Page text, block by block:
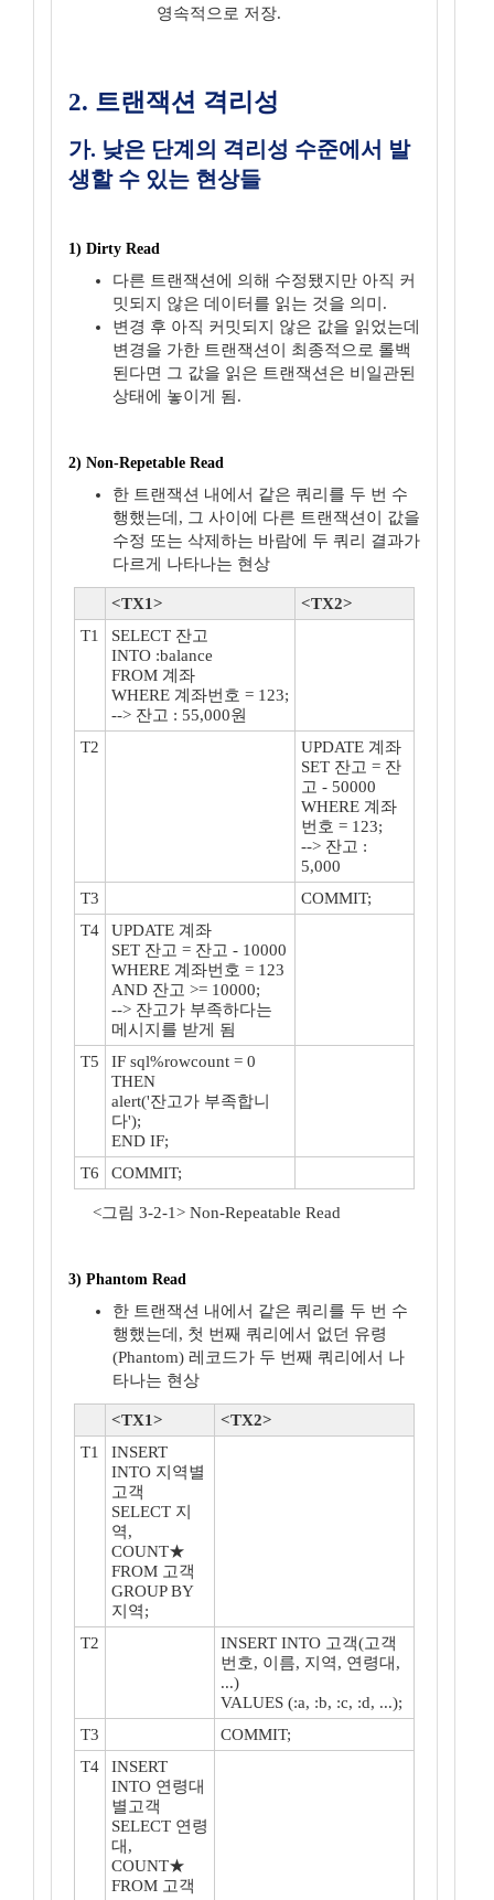
영속적으로 저장.
2. 트랜잭션 격리성
가. 낮은 단계의 격리성 수준에서 발
생할 수 있는 현상들
1) Dirty Read
다른 트랜잭션에 의해 수정됐지만 아직 커
밋되지 않은 데이터를 읽는 것을 의미.
변경 후 아직 커밋되지 않은 값을 읽었는데
변경을 가한 트랜잭션이 최종적으로 롤백
된다면 그 값을 읽은 트랜잭션은 비일관된
상태에 놓이게 됨.
2) Non-Repetable Read
한 트랜잭션 내에서 같은 쿼리를 두 번 수
행했는데, 그 사이에 다른 트랜잭션이 값을
수정 또는 삭제하는 바람에 두 쿼리 결과가
다르게 나타나는 현상
<TX1>
<TX2>
T1
SELECT 잔고
INTO :balance
FROM 계좌
WHERE 계좌번호 = 123;
--> 잔고 : 55,000원
T2
UPDATE 계좌
SET 잔고 = 잔
고 - 50000
WHERE 계좌
번호 = 123;
--> 잔고 :
5,000
T3
COMMIT;
T4
UPDATE 계좌
SET 잔고 = 잔고 - 10000
WHERE 계좌번호 = 123
AND 잔고 >= 10000;
--> 잔고가 부족하다는
메시지를 받게 됨
T5
IF sql%rowcount = 0
THEN
alert('잔고가 부족합니
다');
END IF;
T6
COMMIT;
<그림 3-2-1> Non-Repeatable Read
3) Phantom Read
한 트랜잭션 내에서 같은 쿼리를 두 번 수
행했는데, 첫 번째 쿼리에서 없던 유령
(Phantom) 레코드가 두 번째 쿼리에서 나
타나는 현상
<TX1>
<TX2>
T1
INSERT
INTO 지역별
고객
SELECT 지
역,
COUNT★
FROM 고객
GROUP BY
지역;
T2
INSERT INTO 고객(고객
번호, 이름, 지역, 연령대,
...)
VALUES (:a, :b, :c, :d, ...);
T3
COMMIT;
T4
INSERT
INTO 연령대
별고객
SELECT 연령
대,
COUNT★
FROM 고객